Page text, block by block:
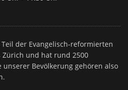
der Evangelisch-reformierten
Zürich und hat rund 2500
Bevölkerung gehören also